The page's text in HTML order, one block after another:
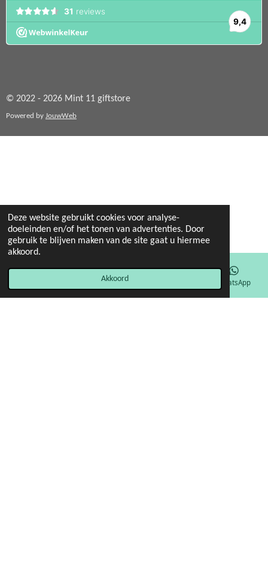
Deze website gebruikt cookies voor analyse-
doeleinden en/of het tonen van advertenties. Door
gebruik te blijven maken van de site gaat u hiermee
akkoord.
Akkoord
© 2022 - 2026 Mint 11 giftstore
Powered by JouwWeb
WhatsApp